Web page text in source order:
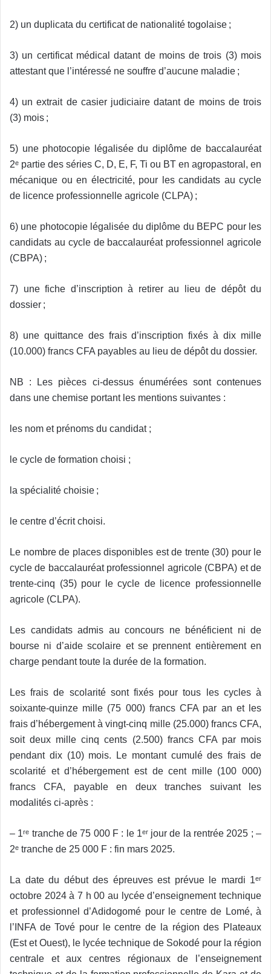
2) un duplicata du certificat de nationalité togolaise ;
3) un certificat médical datant de moins de trois (3) mois
attestant que l’intéressé ne souffre d’aucune maladie ;
4) un extrait de casier judiciaire datant de moins de trois
(3) mois ;
5) une photocopie légalisée du diplôme de baccalauréat
2ᵉ partie des séries C, D, E, F, Ti ou BT en agropastoral, en
mécanique ou en électricité, pour les candidats au cycle
de licence professionnelle agricole (CLPA) ;
6) une photocopie légalisée du diplôme du BEPC pour les
candidats au cycle de baccalauréat professionnel agricole
(CBPA) ;
7) une fiche d’inscription à retirer au lieu de dépôt du
dossier ;
8) une quittance des frais d’inscription fixés à dix mille
(10.000) francs CFA payables au lieu de dépôt du dossier.
NB : Les pièces ci-dessus énumérées sont contenues
dans une chemise portant les mentions suivantes :
les nom et prénoms du candidat ;
le cycle de formation choisi ;
la spécialité choisie ;
le centre d’écrit choisi.
Le nombre de places disponibles est de trente (30) pour le
cycle de baccalauréat professionnel agricole (CBPA) et de
trente-cinq (35) pour le cycle de licence professionnelle
agricole (CLPA).
Les candidats admis au concours ne bénéficient ni de
bourse ni d’aide scolaire et se prennent entièrement en
charge pendant toute la durée de la formation.
Les frais de scolarité sont fixés pour tous les cycles à
soixante-quinze mille (75 000) francs CFA par an et les
frais d’hébergement à vingt-cinq mille (25.000) francs CFA,
soit deux mille cinq cents (2.500) francs CFA par mois
pendant dix (10) mois. Le montant cumulé des frais de
scolarité et d’hébergement est de cent mille (100 000)
francs CFA, payable en deux tranches suivant les
modalités ci-après :
– 1ʳᵉ tranche de 75 000 F : le 1ᵉʳ jour de la rentrée 2025 ; –
2ᵉ tranche de 25 000 F : fin mars 2025.
La date du début des épreuves est prévue le mardi 1ᵉʳ
octobre 2024 à 7 h 00 au lycée d’enseignement technique
et professionnel d’Adidogomé pour le centre de Lomé, à
l’INFA de Tové pour le centre de la région des Plateaux
(Est et Ouest), le lycée technique de Sokodé pour la région
centrale et aux centres régionaux de l’enseignement